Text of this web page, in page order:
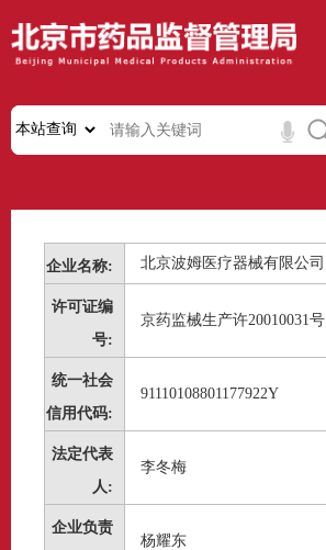
企业名称: 北京波姆医疗器械有限公司
许可证编
号:
京药监械生产许20010031号
统一社会
信用代码:
91110108801177922Y
法定代表
人:
李冬梅
企业负责
杨耀东